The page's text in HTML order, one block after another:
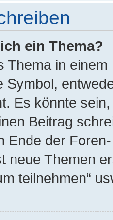
ein Thema?
Thema in
Symbol,
Es könnte
Beitrag
Ende der
neue Themen
teilnehmen“